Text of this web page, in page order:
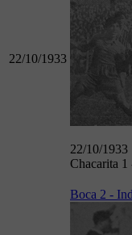
22/10/1933
22/10/1933
Chacarita 1
Boca 2 -